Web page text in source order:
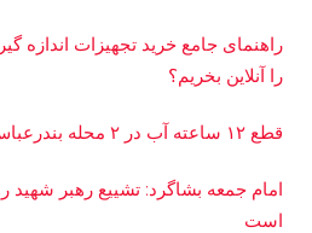
راهنمای جامع خرید تجهیزات اندازه
را آنلاین بخریم؟
قطع ۱۲ ساعته آب در ۲ محله بندرعباس
امام جمعه بشاگرد: تشییع رهبر شهید
است